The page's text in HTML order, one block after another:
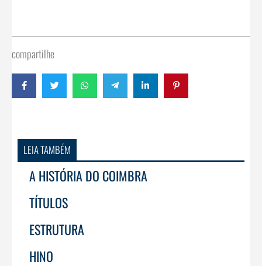
compartilhe
LEIA TAMBÉM
A HISTÓRIA DO COIMBRA
TÍTULOS
ESTRUTURA
HINO